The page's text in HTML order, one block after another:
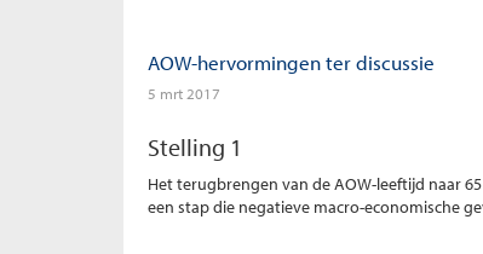
AOW-hervormingen ter discussie
5 mrt 2017
Stelling 1
Het terugbrengen van de AOW-leeftijd naar
een stap die negatieve macro-economische